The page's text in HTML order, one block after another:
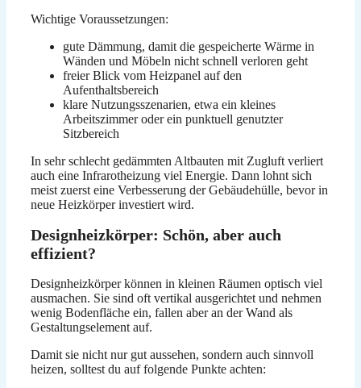
Wichtige Voraussetzungen:
gute Dämmung, damit die gespeicherte Wärme in
Wänden und Möbeln nicht schnell verloren geht
freier Blick vom Heizpanel auf den
Aufenthaltsbereich
klare Nutzungsszenarien, etwa ein kleines
Arbeitszimmer oder ein punktuell genutzter
Sitzbereich
In sehr schlecht gedämmten Altbauten mit Zugluft verliert
auch eine Infrarotheizung viel Energie. Dann lohnt sich
meist zuerst eine Verbesserung der Gebäudehülle, bevor in
neue Heizkörper investiert wird.
Designheizkörper: Schön, aber auch
effizient?
Designheizkörper können in kleinen Räumen optisch viel
ausmachen. Sie sind oft vertikal ausgerichtet und nehmen
wenig Bodenfläche ein, fallen aber an der Wand als
Gestaltungselement auf.
Damit sie nicht nur gut aussehen, sondern auch sinnvoll
heizen, solltest du auf folgende Punkte achten: